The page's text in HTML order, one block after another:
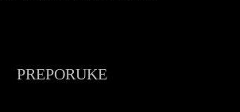
PREPORUKE